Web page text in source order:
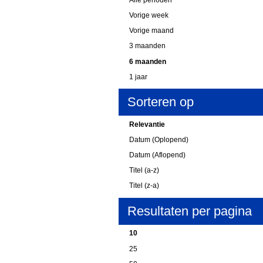
Vorige week
Vorige maand
3 maanden
6 maanden
1 jaar
Sorteren op
Relevantie
Datum (Oplopend)
Datum (Aflopend)
Titel (a-z)
Titel (z-a)
Resultaten per pagina
10
25